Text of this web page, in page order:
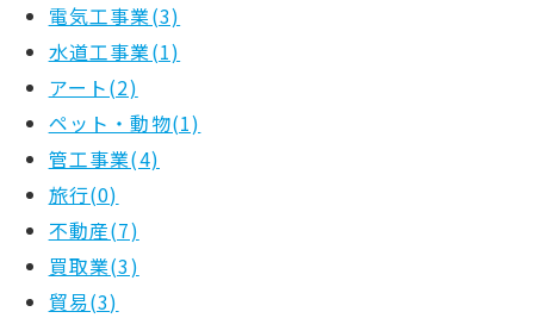
電気工事業(3)
水道工事業(1)
アート(2)
ペット・動物(1)
管工事業(4)
旅行(0)
不動産(7)
買取業(3)
貿易(3)